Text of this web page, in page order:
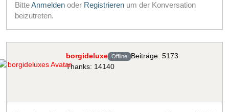
BitteAnmelden oder Registrieren um der Konversation
beizutreten.
borgideluxe Offline Beiträge: 5173
Thanks: 14140